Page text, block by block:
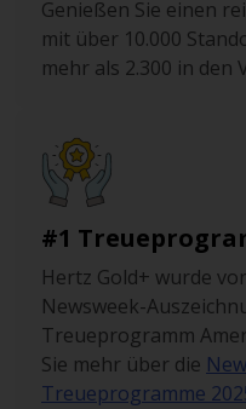
Genießen Sie einen
mit über 10.000
mehr als 2.300 in den
#1
Hertz Gold+ wurde
Newsweek-
Treueprogramm
Sie mehr über die
Treueprogramme